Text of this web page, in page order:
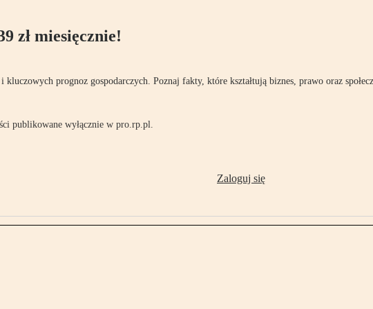
zł miesięcznie!
prognoz gospodarczych. Poznaj fakty, które kształtują biznes, prawo oraz
publikowane wyłącznie w pro.rp.pl.
Zaloguj się